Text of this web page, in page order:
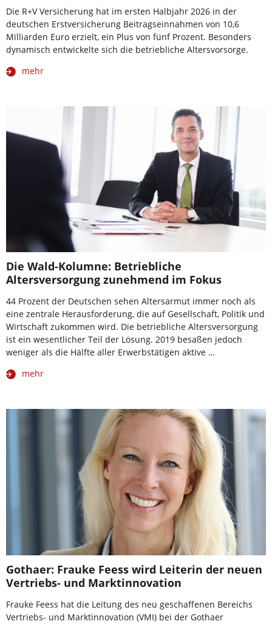
Die R+V Versicherung hat im ersten Halbjahr 2026 in der
deutschen Erstversicherung Beitragseinnahmen von 10,6
Milliarden Euro erzielt, ein Plus von fünf Prozent. Besonders
dynamisch entwickelte sich die betriebliche Altersvorsorge.
mehr
Die Wald-Kolumne: Betriebliche
Altersversorgung zunehmend im Fokus
44 Prozent der Deutschen sehen Altersarmut immer noch als
eine zentrale Herausforderung, die auf Gesellschaft, Politik und
Wirtschaft zukommen wird. Die betriebliche Altersversorgung
ist ein wesentlicher Teil der Lösung. 2019 besaßen jedoch
weniger als die Hälfte aller Erwerbstätigen aktive …
mehr
Gothaer: Frauke Feess wird Leiterin der neuen
Vertriebs- und Marktinnovation
Frauke Feess hat die Leitung des neu geschaffenen Bereichs
Vertriebs- und Marktinnovation (VMI) bei der Gothaer